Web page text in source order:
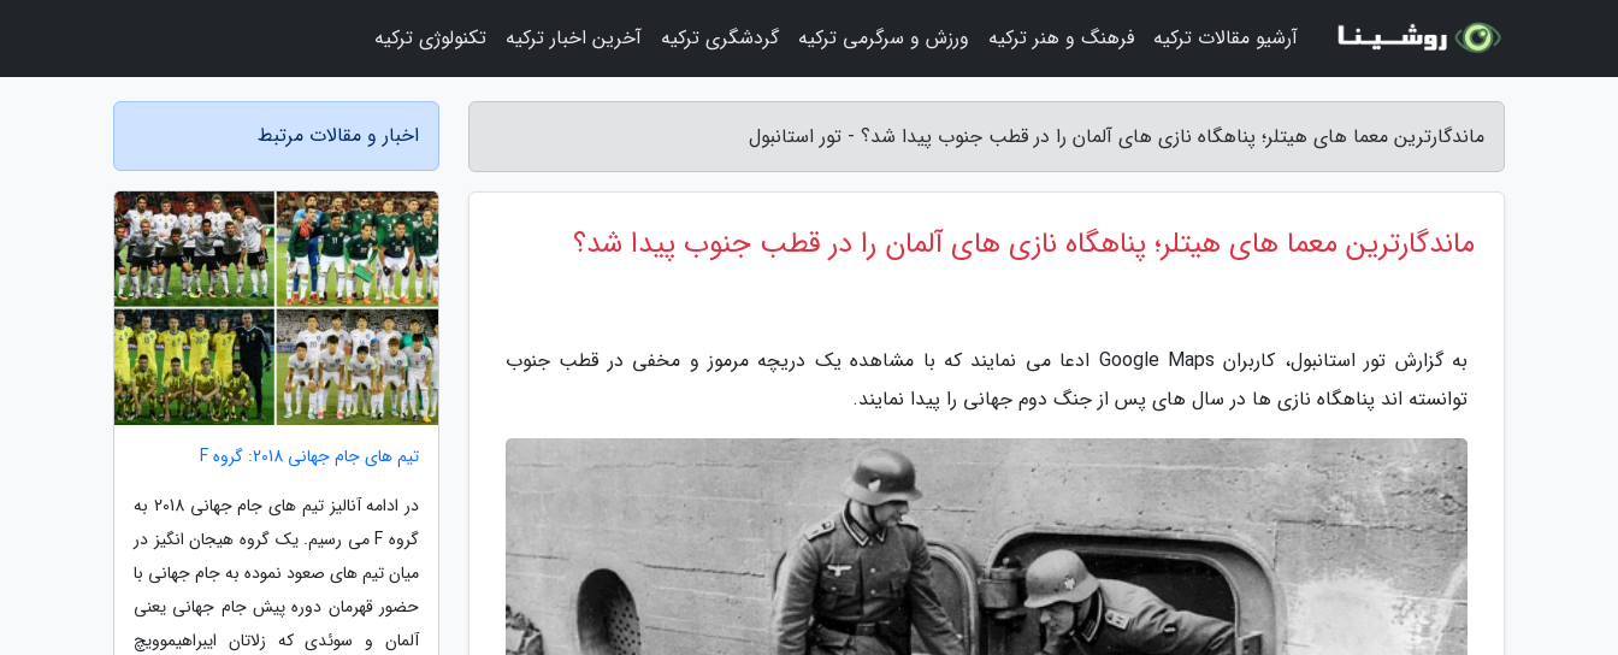
ماندگارترین معما های هیتلر؛ پناهگاه نازی های آلمان را در قطب جنوب پیدا شد؟ - تور استانبول
ماندگارترین معما های هیتلر؛ پناهگاه نازی های آلمان را در قطب جنوب پیدا شد؟
به گزارش تور استانبول، کاربران Google Maps ادعا می نمایند که با مشاهده یک دریچه مرموز و مخفی در قطب جنوب
توانسته اند پناهگاه نازی ها در سال های پس از جنگ دوم جهانی را پیدا نمایند.
اخبار و مقالات مرتبط
تیم های جام جهانی 2018: گروه F
در ادامه آنالیز تیم های جام جهانی 2018 به
گروه F می رسیم. یک گروه هیجان انگیز در
میان تیم های صعود نموده به جام جهانی با
حضور قهرمان دوره پیش جام جهانی یعنی
آلمان و سوئدی که زلاتان ایبراهیموویچ
آرشیو مقالات ترکیه فرهنگ و هنر ترکیه ورزش و سرگرمی ترکیه گردشگری ترکیه آخرین اخبار ترکیه تکنولوژی ترکیه